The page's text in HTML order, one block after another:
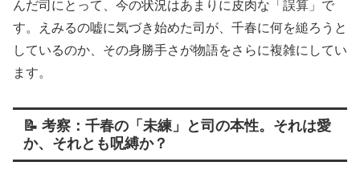
んだ司にとって、今の状況はあまりに皮肉な「誤算」で
す。えみるの嘘に気づき始めた司が、千春に何を縋ろうと
しているのか、その身勝手さが物語をさらに複雑にしてい
ます。
📝 考察：千春の「未練」と司の本性。それは愛
か、それとも呪縛か？